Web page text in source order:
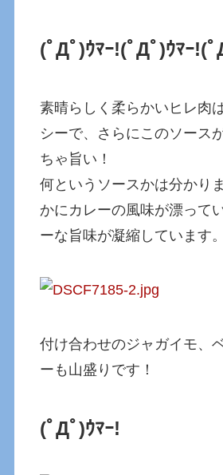
(ﾟДﾟ)ｳﾏｰ!(ﾟДﾟ)ｳﾏｰ!(ﾟ
素晴らしく柔らかいヒレ肉
シーで、さらにこのソース
ちゃ旨い！
何というソースかは分かり
かにカレーの風味が漂って
ーな旨味が凝縮しています。
付け合わせのジャガイモ、
ーも山盛りです！
(ﾟДﾟ)ｳﾏｰ!